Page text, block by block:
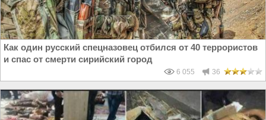
Как один русский спецназовец отбился от 40 террористов
и спас от смерти сирийский город
6 055 36